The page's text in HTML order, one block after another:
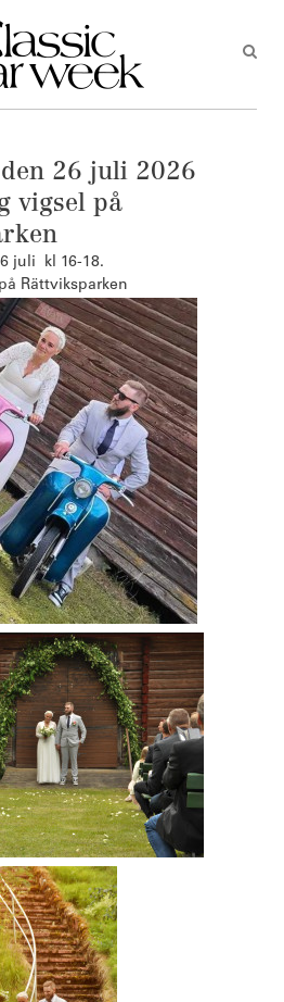
den 26 juli 2026
vigsel på
juli kl 16-18.
Rättviksparken